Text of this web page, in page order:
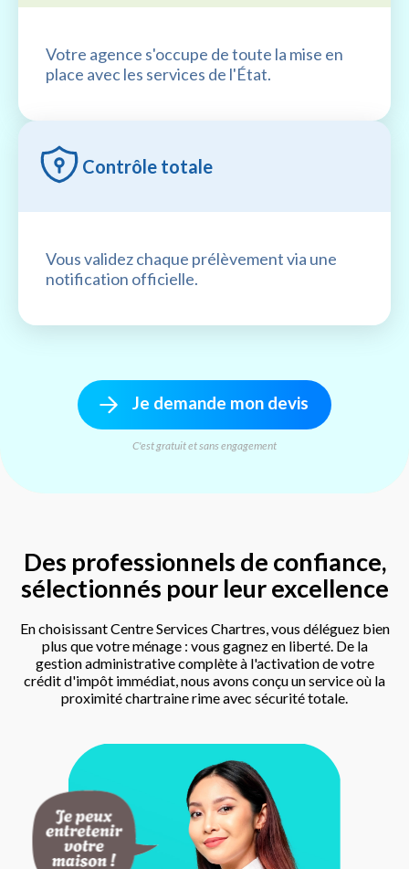
Votre agence s'occupe de toute la mise en
place avec les services de l'État.
Contrôle totale
Vous validez chaque prélèvement via une
notification officielle.
Je demande mon devis
C'est gratuit et sans engagement
Des professionnels de confiance,
sélectionnés pour leur excellence
En choisissant Centre Services Chartres, vous déléguez bien
plus que votre ménage : vous gagnez en liberté. De la
gestion administrative complète à l'activation de votre
crédit d'impôt immédiat, nous avons conçu un service où la
proximité chartraine rime avec sécurité totale.